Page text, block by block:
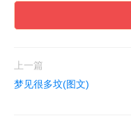
上一篇
梦见很多坟(图文)